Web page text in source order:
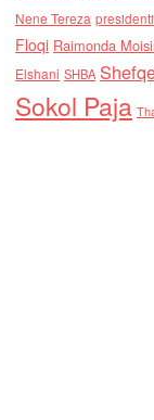
Nene Tereza
Floqi Raimonda
Elshani SHBA
Sokol Paja